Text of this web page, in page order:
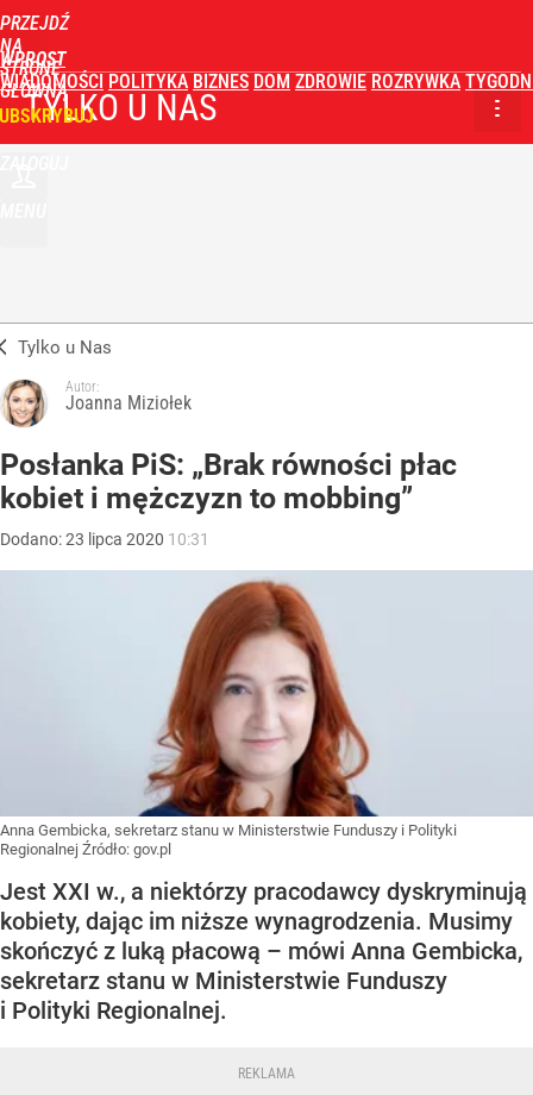
PRZEJDŹ
NA
STRONĘ
GŁÓWNĄ
WPROST
WIADOMOŚCI POLITYKA BIZNES DOM ZDROWIE ROZRYWKA
TYLKO U NAS
Tylko u Nas
Autor:
Joanna Miziołek
Posłanka PiS: „Brak równości płac
kobiet i mężczyzn to mobbing”
Dodano:23 lipca 2020 10:31
Anna Gembicka, sekretarz stanu w Ministerstwie Funduszy i Polityki
Regionalnej Źródło: gov.pl
Jest XXI w., a niektórzy pracodawcy dyskryminują
kobiety, dając im niższe wynagrodzenia. Musimy
skończyć z luką płacową – mówi Anna Gembicka,
sekretarz stanu w Ministerstwie Funduszy
i Polityki Regionalnej.